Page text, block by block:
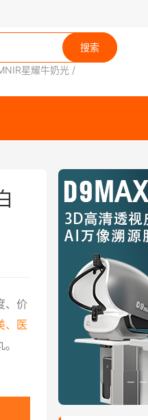
搜索
星耀牛奶光 /
、价
、医